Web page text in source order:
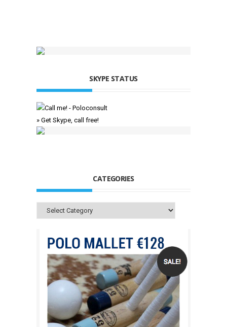
SKYPE STATUS
» Get Skype, call free!
CATEGORIES
Categories